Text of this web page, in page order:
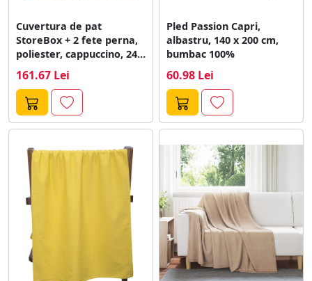
Cuvertura de pat
StoreBox + 2 fete perna,
poliester, cappuccino, 240
161.67 Lei
Pled Passion Capri,
albastru, 140 x 200 cm,
bumbac 100%
60.98 Lei